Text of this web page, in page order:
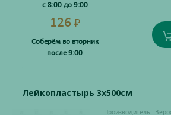
с 8:00 до 9:00
126 ₽
Соберём во вторник
после 9:00
Лейкопластырь 3х500см
Производитель: